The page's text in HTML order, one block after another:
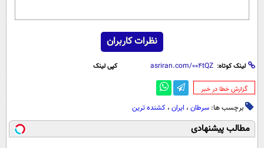
نظرات کاربران
لینک کوتاه: کپی لینک
‌گزارش خطا در خبر
برچسب ها: سرطان ، ایران ، کشنده ترین
مطالب پیشنهادی